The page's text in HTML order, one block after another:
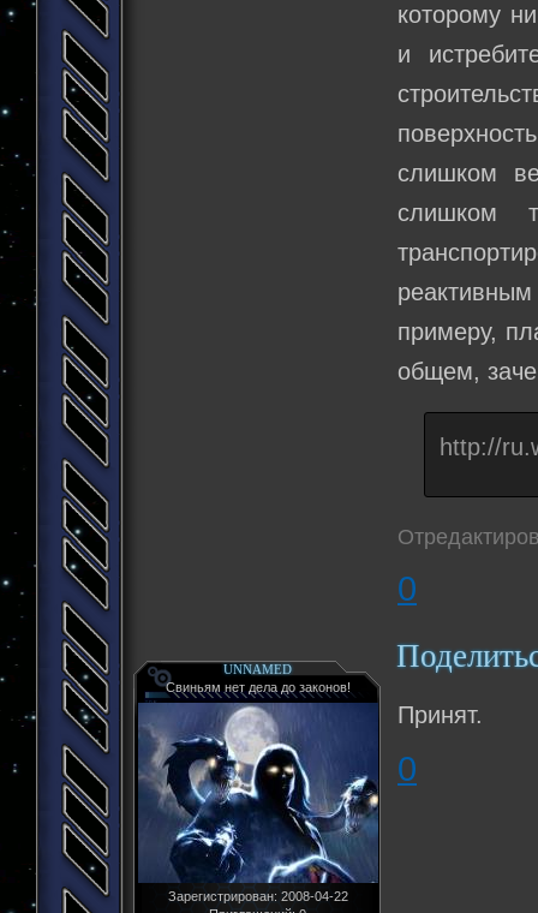
которому
и
слишком
слишком
примеру,
общем,
http://
0
UNNAMED
Свиньям нет дела до законов!
Зарегистрирован: 2008-04-22
Принят.
0